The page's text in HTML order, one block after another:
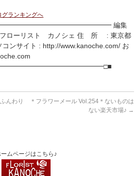
グランキングへ
編集
ローリスト カノシェ 住 所 : 東京都
ンサイト : http://www.kanoche.com/ お
んわり
＊フラワーメール Vol.254＊ないものは
ない楽天市場♪ →
ムページはこちら♪